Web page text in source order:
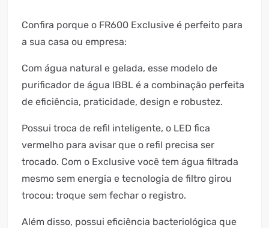
Confira porque o FR600 Exclusive é perfeito para
a sua casa ou empresa:
Com água natural e gelada, esse modelo de
purificador de água IBBL é a combinação perfeita
de eficiência, praticidade, design e robustez.
Possui troca de refil inteligente, o LED fica
vermelho para avisar que o refil precisa ser
trocado. Com o Exclusive você tem água filtrada
mesmo sem energia e tecnologia de filtro girou
trocou: troque sem fechar o registro.
Além disso, possui eficiência bacteriológica que